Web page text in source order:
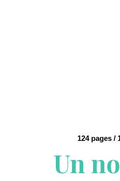
124 pages /
Un